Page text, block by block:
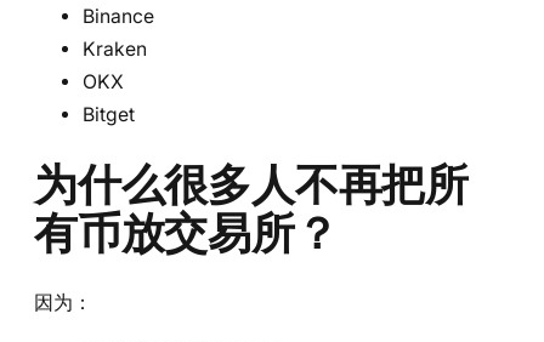
Binance
Kraken
OKX
Bitget
为什么很多人不再把所
有币放交易所？
因为：